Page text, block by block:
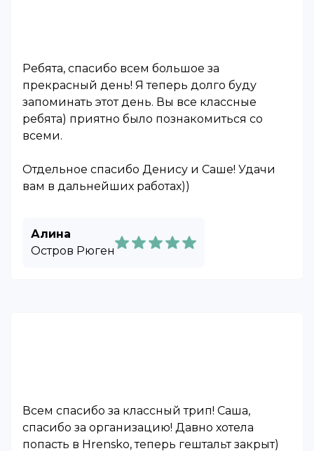
Ребята, спасибо всем большое за
прекрасный день! Я теперь долго буду
запоминать этот день. Вы все классные
ребята) приятно было познакомиться со
всеми.
Отдельное спасибо Денису и Саше! Удачи
вам в дальнейших работах))
Алина
Остров Рюген
Всем спасибо за классный трип! Саша,
спасибо за организацию! Давно хотела
попасть в Hrensko, теперь гештальт закрыт)